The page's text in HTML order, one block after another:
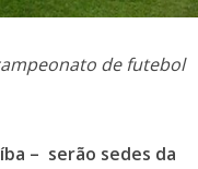
de futebol
– serão sedes da